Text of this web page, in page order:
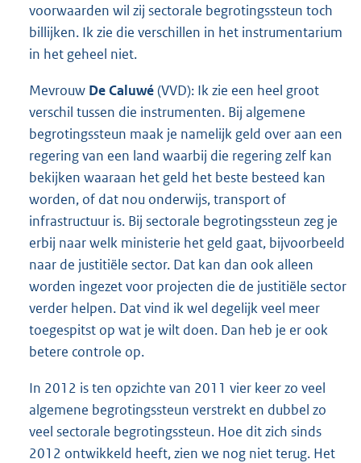
voorwaarden wil zij sectorale begrotingssteun toch
billijken. Ik zie die verschillen in het instrumentarium
in het geheel niet.
Mevrouw De Caluwé(VVD): Ik zie een heel groot
verschil tussen die instrumenten. Bij algemene
begrotingssteun maak je namelijk geld over aan een
regering van een land waarbij die regering zelf kan
bekijken waaraan het geld het beste besteed kan
worden, of dat nou onderwijs, transport of
infrastructuur is. Bij sectorale begrotingssteun zeg je
erbij naar welk ministerie het geld gaat, bijvoorbeeld
naar de justitiële sector. Dat kan dan ook alleen
worden ingezet voor projecten die de justitiële sector
verder helpen. Dat vind ik wel degelijk veel meer
toegespitst op wat je wilt doen. Dan heb je er ook
betere controle op.
In 2012 is ten opzichte van 2011 vier keer zo veel
algemene begrotingssteun verstrekt en dubbel zo
veel sectorale begrotingssteun. Hoe dit zich sinds
2012 ontwikkeld heeft, zien we nog niet terug. Het